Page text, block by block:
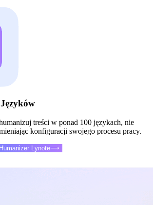
treści w ponad 100 językach, nie
konfiguracji swojego procesu pracy.
Lynote⟶